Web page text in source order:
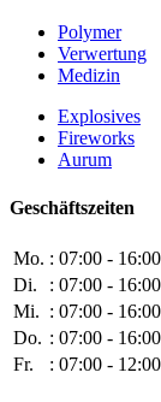
Polymer
Verwertung
Medizin
Explosives
Fireworks
Aurum
Geschäftszeiten
Mo. : 07:00 -
Di.
: 07:00 -
Mi. : 07:00 -
Do. : 07:00 -
Fr.
: 07:00 -